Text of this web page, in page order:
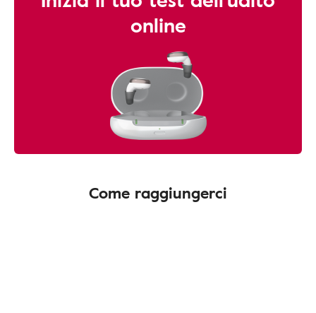
online
Come raggiungerci